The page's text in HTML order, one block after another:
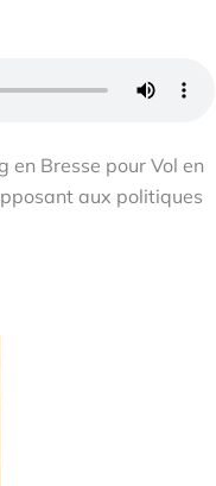
Bresse pour Vol en
aux politiques